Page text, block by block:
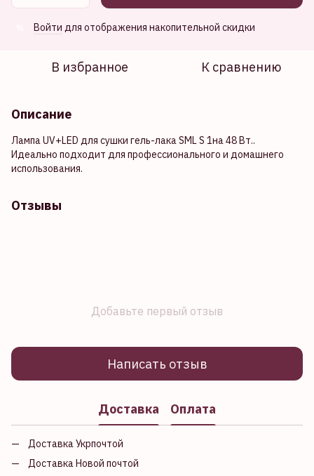
Войти для отображения накопительной скидки
В избранное К сравнению
Описание
Лампа UV+LED для сушки гель-лака SML S 1на 48 Вт..
Идеально подходит для профессионального и домашнего
использования.
Отзывы
Добавьте первый отзыв
Написать отзыв
Доставка Оплата
Доставка Укрпочтой
Доставка Новой почтой